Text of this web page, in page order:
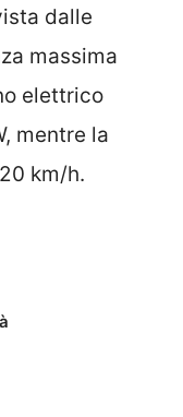
dalle
massima
elettrico
mentre la
km/h.